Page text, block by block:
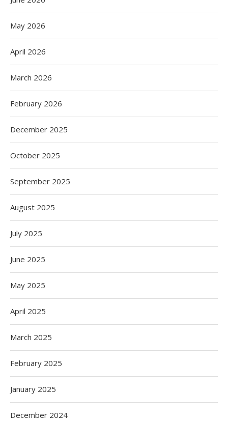
May 2026
April 2026
March 2026
February 2026
December 2025
October 2025
September 2025
August 2025
July 2025
June 2025
May 2025
April 2025
March 2025
February 2025
January 2025
December 2024